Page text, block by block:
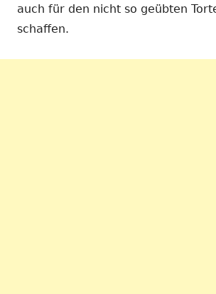
auch für den nicht so geübten
schaffen.